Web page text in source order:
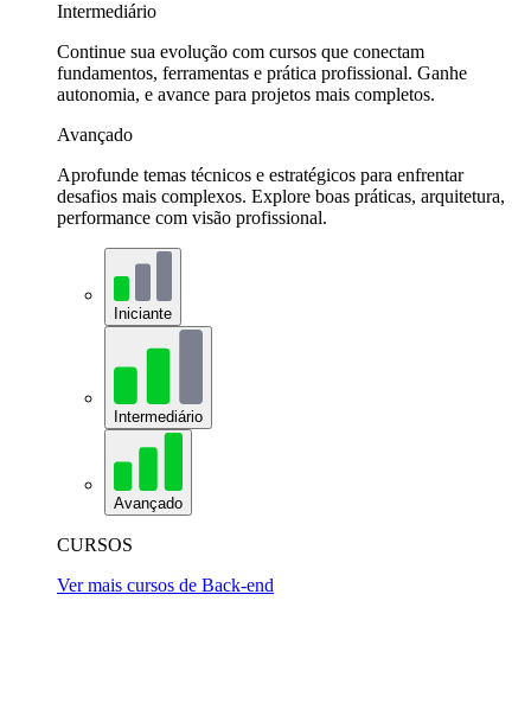
Intermediário
Continue sua evolução com cursos que conectam
fundamentos, ferramentas e prática profissional. Ganhe
autonomia, e avance para projetos mais completos.
Avançado
Aprofunde temas técnicos e estratégicos para enfrentar
desafios mais complexos. Explore boas práticas, arquitetura,
performance com visão profissional.
Iniciante
Intermediário
Avançado
CURSOS
Ver mais cursos de Back-end